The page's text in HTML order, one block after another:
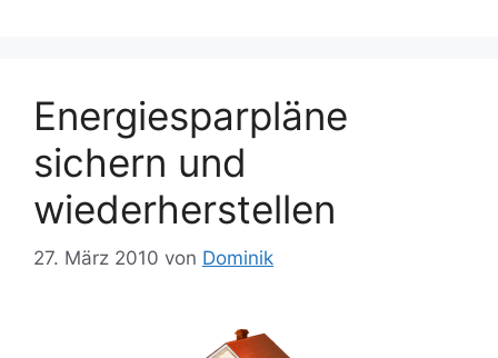
Energiesparpläne
sichern und
wiederherstellen
27. März 2010 von Dominik